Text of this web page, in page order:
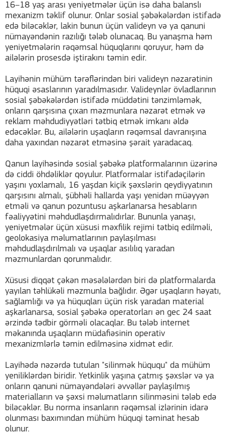
16–18 yaş arası yeniyetmələr üçün isə daha balanslı
mexanizm təklif olunur. Onlar sosial şəbəkələrdən istifadə
edə biləcəklər, lakin bunun üçün valideyn və ya qanuni
nümayəndənin razılığı tələb olunacaq. Bu yanaşma həm
yeniyetmələrin rəqəmsal hüquqlarını qoruyur, həm də
ailələrin prosesdə iştirakını təmin edir.
Layihənin mühüm tərəflərindən biri valideyn nəzarətinin
hüquqi əsaslarının yaradılmasıdır. Valideynlər övladlarının
sosial şəbəkələrdən istifadə müddətini tənzimləmək,
onların qarşısına çıxan məzmunlara nəzarət etmək və
reklam məhdudiyyətləri tətbiq etmək imkanı əldə
edəcəklər. Bu, ailələrin uşaqların rəqəmsal davranışına
daha yaxından nəzarət etməsinə şərait yaradacaq.
Qanun layihəsində sosial şəbəkə platformalarının üzərinə
də ciddi öhdəliklər qoyulur. Platformalar istifadəçilərin
yaşını yoxlamalı, 16 yaşdan kiçik şəxslərin qeydiyyatının
qarşısını almalı, şübhəli hallarda yaşı yenidən müəyyən
etməli və qanun pozuntusu aşkarlanarsa hesabların
fəaliyyətini məhdudlaşdırmalıdırlar. Bununla yanaşı,
yeniyetmələr üçün xüsusi məxfilik rejimi tətbiq edilməli,
geolokasiya məlumatlarının paylaşılması
məhdudlaşdırılmalı və uşaqlar asılılıq yaradan
məzmunlardan qorunmalıdır.
Xüsusi diqqət çəkən məsələlərdən biri də platformalarda
yayılan təhlükəli məzmunla bağlıdır. Əgər uşaqların həyatı,
sağlamlığı və ya hüquqları üçün risk yaradan material
aşkarlanarsa, sosial şəbəkə operatorları ən gec 24 saat
ərzində tədbir görməli olacaqlar. Bu tələb internet
məkanında uşaqların müdafiəsinin operativ
mexanizmlərlə təmin edilməsinə xidmət edir.
Layihədə nəzərdə tutulan "silinmək hüququ" da mühüm
yeniliklərdən biridir. Yetkinlik yaşına çatmış şəxslər və ya
onların qanuni nümayəndələri əvvəllər paylaşılmış
materialların və şəxsi məlumatların silinməsini tələb edə
biləcəklər. Bu norma insanların rəqəmsal izlərinin idarə
olunması baxımından mühüm hüquqi təminat hesab
olunur.